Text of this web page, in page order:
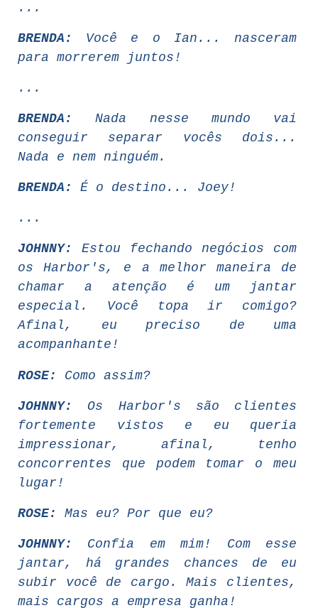
...
BRENDA:
Você e o Ian... nasceram
para morrerem juntos!
...
BRENDA:
Nada nesse mundo vai
conseguir separar vocês dois...
Nada e nem ninguém.
BRENDA: É o destino... Joey!
...
JOHNNY:
Estou fechando negócios com
os Harbor's, e a melhor maneira de
chamar a atenção é um jantar
especial. Você topa ir comigo?
Afinal, eu preciso de uma
acompanhante!
ROSE: Como assim?
JOHNNY:
Os Harbor's são clientes
fortemente vistos e eu queria
impressionar, afinal, tenho
concorrentes que podem tomar o meu
lugar!
ROSE: Mas eu? Por que eu?
JOHNNY:
Confia em mim! Com esse
jantar, há grandes chances de eu
subir você de cargo. Mais clientes,
mais cargos a empresa ganha!